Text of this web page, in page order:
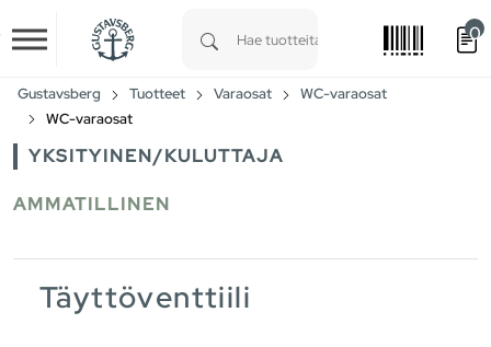
Skip to main content
0
Gustavsberg Tuotteet Varaosat
WC-varaosat
WC-varaosat
YKSITYINEN/KULUTTAJA
AMMATILLINEN
Täyttöventtiili